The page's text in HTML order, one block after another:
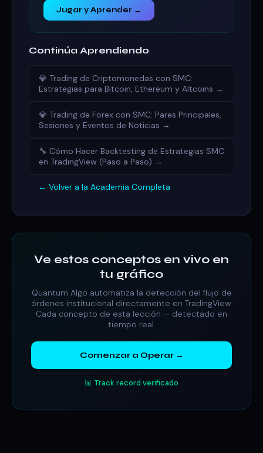
Jugar y Aprender →
Continúa Aprendiendo
💎 Trading de Criptomonedas con SMC:
Estrategias para Bitcoin, Ethereum y Altcoins →
💎 Trading de Forex con SMC: Pares Principales,
Sesiones y Eventos de Noticias →
🔧 Cómo Hacer Backtesting de Estrategias SMC
en TradingView (Paso a Paso) →
← Volver a la Academia Completa
Ve estos conceptos en vivo en
tu gráfico
Quantum Algo automatiza la detección del flujo de
órdenes institucional directamente en TradingView.
Cada concepto de esta lección — detectado en
tiempo real.
Comenzar a Operar →
📊 Track record verificado